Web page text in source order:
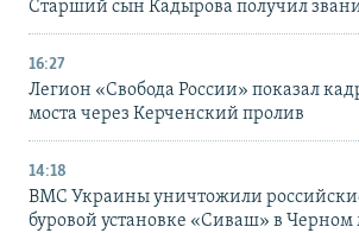
Старший сын Кадырова получил
16:27
Легион «Свобода России» показал
моста через Керченский пролив
14:18
ВМС Украины уничтожили
буровой установке «Сиваш» в Черном